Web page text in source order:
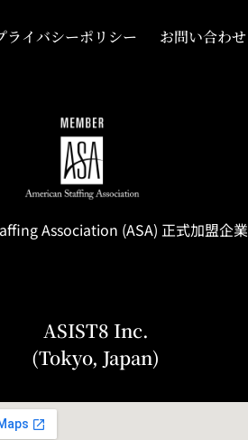
ライバシーポリシー お問い合わせ
Association (ASA) 正式加盟企業
ASIST8 Inc.
(Tokyo, Japan)